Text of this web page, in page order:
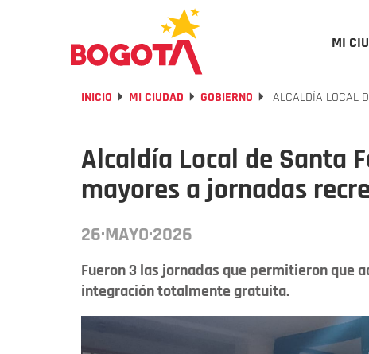
MI
INICIO MI CIUDAD GOBIERNO ALCALDÍA LOCAL
Alcaldía Local de Santa
mayores a jornadas
26·MAYO·2026
Fueron 3 las jornadas que permitieron que
integración totalmente gratuita.